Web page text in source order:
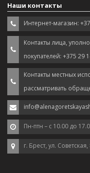
Наши контакты
Интернет-магазин:
Контакты лица,
покупателей: +375 29
Контакты местных
рассматривать
Пн-птн – с 10.00 до
г. Брест, ул. Советская,